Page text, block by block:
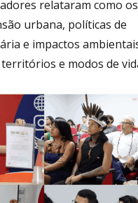
relataram como os
urbana, políticas de
e impactos
e modos de